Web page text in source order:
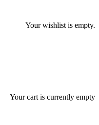
Your wishlist is empty.
Your cart is currently empty